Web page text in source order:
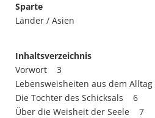
Sparte
Länder / Asien
Inhaltsverzeichnis
Vorwort 3
Lebensweisheiten aus dem
Die Tochter des Schicksals 6
Über die Weisheit der Seele 7